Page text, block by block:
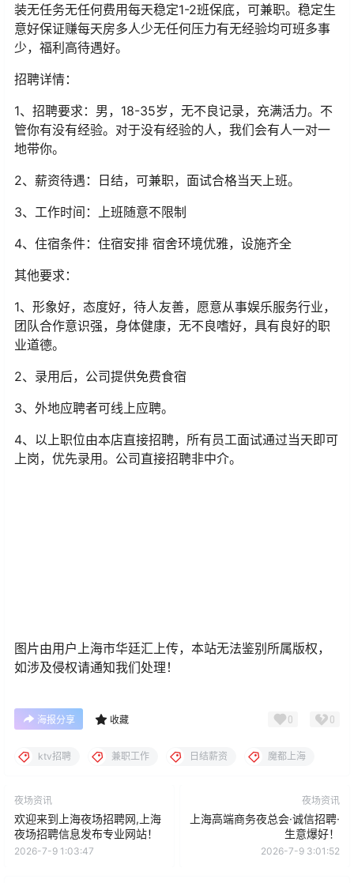
装无任务无任何费用每天稳定1-2班保底，可兼职。稳定生
意好保证赚每天房多人少无任何压力有无经验均可班多事
少，福利高待遇好。
招聘详情：
1、招聘要求：男，18-35岁，无不良记录，充满活力。不
管你有没有经验。对于没有经验的人，我们会有人一对一
地带你。
2、薪资待遇：日结，可兼职，面试合格当天上班。
3、工作时间：上班随意不限制
4、住宿条件：住宿安排 宿舍环境优雅，设施齐全
其他要求：
1、形象好，态度好，待人友善，愿意从事娱乐服务行业，
团队合作意识强，身体健康，无不良嗜好，具有良好的职
业道德。
2、录用后，公司提供免费食宿
3、外地应聘者可线上应聘。
4、以上职位由本店直接招聘，所有员工面试通过当天即可
上岗，优先录用。公司直接招聘非中介。
图片由用户上海市华廷汇上传，本站无法鉴别所属版权，
如涉及侵权请通知我们处理！
海报分享 收藏 0 0
ktv招聘 兼职工作 日结薪资 魔都上海
夜场资讯
欢迎来到上海夜场招聘网,上海
夜场招聘信息发布专业网站！
2026-7-9 1:03:47
夜场资讯
上海高端商务夜总会·诚信招聘·
生意爆好！
2026-7-9 3:01:52